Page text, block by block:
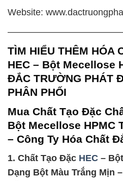
Website:
TÌM HIỂU THÊM HÓA
HEC – Bột Mecellose
ĐẮC TRƯỜNG PHÁT
PHÂN PHỐI
Mua Chất Tạo Đặc
Bột Mecellose HPMC
– Công Ty Hóa Chất
1. Chất Tạo Đặc HEC –
Dạng Bột Màu Trắng Mịn